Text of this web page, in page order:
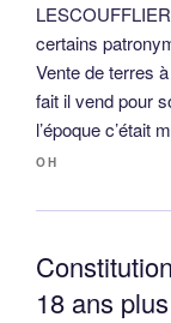
certains
Vente de terres
fait il vend pour
l’époque c’était
OH
18 ans